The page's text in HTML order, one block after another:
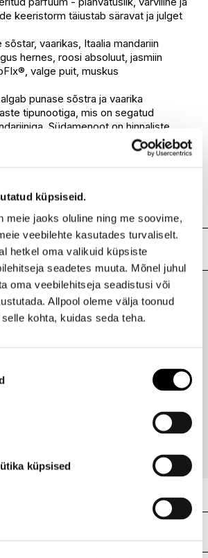
küpsiseid.
meie jaoks oluline ning me soovime,
veebilehte kasutades turvaliselt.
hetkel oma valikuid küpsiste
seadetes muuta. Mõnel juhul
oma veebilehitseja seadistusi või
Allpool oleme välja toonud
kohta, kuidas seda teha.
küpsised
Saadaval
Ei ole saadaval
keeristorm täiustab säravat ja julget
vaarikas, Itaalia mandariin
hernes, roosi absoluut, jasmiin
valge puit, muskus
punase sõstra ja vaarika
tipunootiga, mis on segatud
Südamenoot on hinnaliste
ja rikkalik, kehastades
Turneri ainulaadset võrgutavat stiili.
Ambrofix®-ist, mille ainulaadsed
KATE SPADE
H0193309
3386460136358 tooted